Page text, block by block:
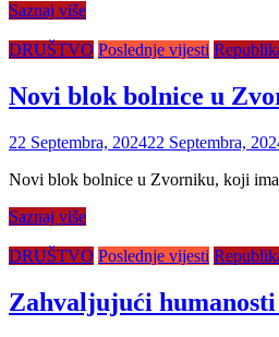
Saznaj više
DRUŠTVO Poslednje vijesti
Novi blok bolnice u
22 Septembra, 202422 Septembra,
Novi blok bolnice u Zvorniku, koji ima
Saznaj više
DRUŠTVO Poslednje vijesti
Zahvaljujući